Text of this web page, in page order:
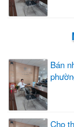
Bán
Cho